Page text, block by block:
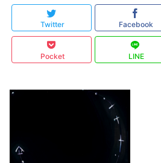
Twitter Facebook
Pocket LINE